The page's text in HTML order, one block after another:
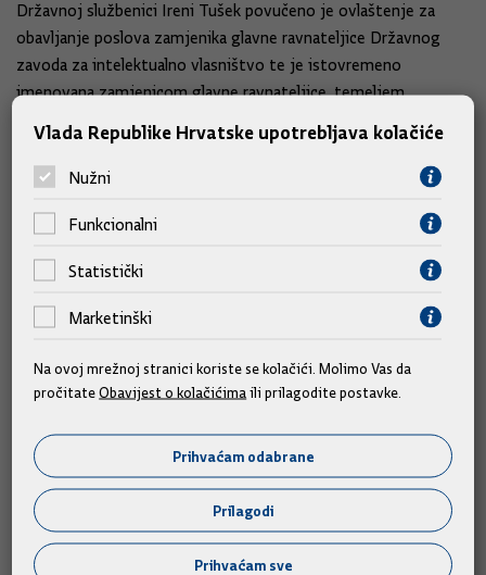
Državnoj službenici Ireni Tušek povučeno je ovlaštenje za
obavljanje poslova zamjenika glavne ravnateljice Državnog
zavoda za intelektualno vlasništvo te je istovremeno
imenovana zamjenicom glavne ravnateljice, temeljem
Razriješen je dosadašnji direktor Agencije za pravni promet i
imenovan direktorom te Agencije.
Razriješena je dosadašnja članica Upravnog vijeća Hrvatske
agencije za malo gospodarstvo, inovacije i investicije mr.sc.
imenuje na prijedlog ministra vanjskih i europskih poslova
imenovana je Irena Alajbeg.
Donesen je Zaključak kojim se predlaže Nadzornom odboru
društva Jadranski naftovod d.d. imenovanje Vladislava Veselice
za člana Uprave, temeljem provedenog postupka po
objavljenom javnom natječaju na mandatno razdoblje od četiri
godine.
Vlada Republike Hrvatske upotrebljava kolačiće
Nužni
Funkcionalni
Statistički
Marketinški
Na ovoj mrežnoj stranici koriste se kolačići. Molimo Vas da
pročitateObavijest o kolačićimaili prilagodite postavke.
Prihvaćam odabrane
Prilagodi
Prihvaćam sve